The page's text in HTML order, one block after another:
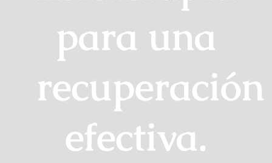
para una
recuperación
efectiva.